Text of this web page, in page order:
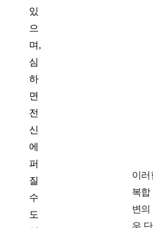
있
으
며,
심
하
면
전
신
에
퍼
질
수
도
이러
복합
변의
우